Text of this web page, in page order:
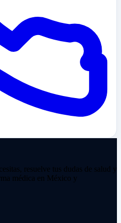
resuelve tus dudas de salud y
médica en México y